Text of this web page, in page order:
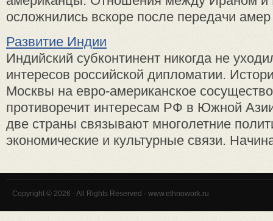
осложнились вскоре после передачи
Развитие Индии
Индийский субконтинент никогда не
интересов российской дипломатии.
Москвы на евро-американское
противоречит интересам РФ в Южной
две страны связывают многолетние
экономические и культурные связи.
Copyright © 2026 - All Rights Reserved - www.ethnowork.ru